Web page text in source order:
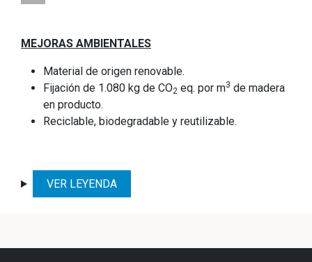
MEJORAS AMBIENTALES
Material de origen renovable.
Fijación de 1.080 kg de CO2 eq. por m3 de madera
en producto.
Reciclable, biodegradable y reutilizable.
VER LEYENDA